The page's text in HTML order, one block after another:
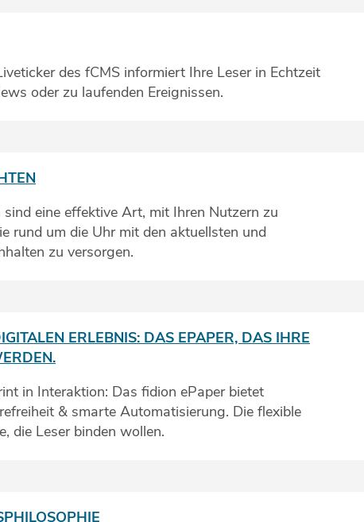
des fCMS informiert Ihre Leser in Echtzeit
oder zu laufenden Ereignissen.
eine effektive Art, mit Ihren Nutzern zu
rund um die Uhr mit den aktuellsten und
zu versorgen.
ERLEBNIS: DAS EPAPER, DAS IHRE
in Interaktion: Das fidion ePaper bietet
& smarte Automatisierung. Die flexible
die Leser binden wollen.